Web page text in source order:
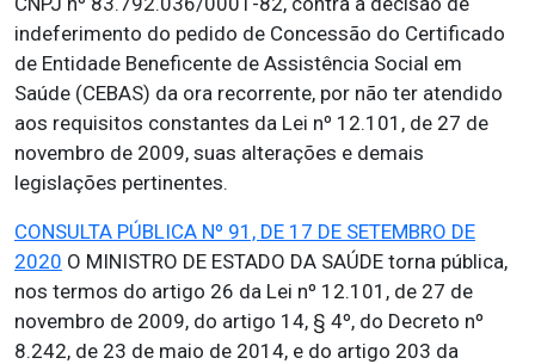
indeferimento do pedido de Concessão do Certificado
de Entidade Beneficente de Assistência Social em
Saúde (CEBAS) da ora recorrente, por não ter atendido
aos requisitos constantes da Lei nº 12.101, de 27 de
novembro de 2009, suas alterações e demais
legislações pertinentes.
CONSULTA PÚBLICA Nº 91, DE 17 DE SETEMBRO DE
2020 O MINISTRO DE ESTADO DA SAÚDE torna pública,
nos termos do artigo 26 da Lei nº 12.101, de 27 de
novembro de 2009, do artigo 14, § 4º, do Decreto nº
8.242, de 23 de maio de 2014, e do artigo 203 da